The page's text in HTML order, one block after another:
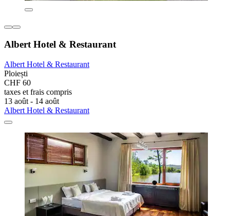
Albert Hotel & Restaurant
Albert Hotel & Restaurant
Ploiești
CHF 60
taxes et frais compris
13 août - 14 août
Albert Hotel & Restaurant